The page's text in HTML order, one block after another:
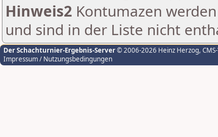
Hinweis2 Kontumazen
und sind in der Liste nicht
Der Schachturnier-Ergebnis-Server© 2006-2026 Heinz Herzog,
Impressum / Nutzungsbedingungen